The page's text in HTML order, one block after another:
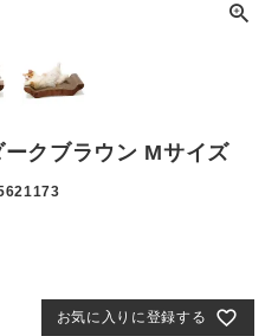
クブラウン Mサイズ
お気に入りに登録する